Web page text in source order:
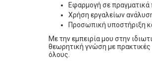
Εφαρμογή σε
Χρήση εργαλείων
Προσωπική υποστήριξη
Με την εμπειρία μου στην
θεωρητική γνώση με
όλους.